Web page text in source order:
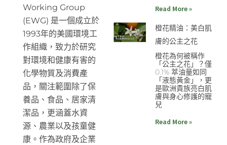
Working Group
(EWG) 是一個成立於
1993年的美國環境工
作組織，致力於研究
對環境和健康有害的
化學物質及消費產
品，關注範圍除了保
養品、食品、居家清
潔品，更涵蓋水資
源、農業以及孩童健
康。作為政府及企業
Read More »
橙花精油：美白肌
膚的公主之花
橙花為何被稱作
「公主之花」？僅
0.1% 萃油量如同
「液態黃金」，更
是歐洲貴族亮白肌
膚與身心修護的寵
兒
Read More »